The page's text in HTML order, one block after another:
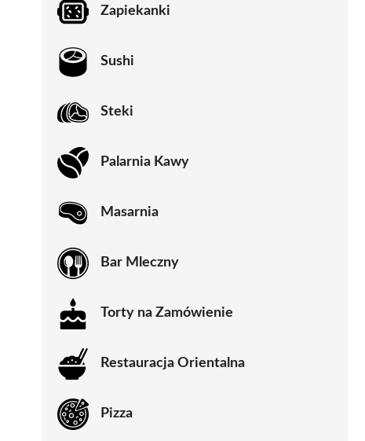
Zapiekanki
Sushi
Steki
Palarnia Kawy
Masarnia
Bar Mleczny
Torty na Zamówienie
Restauracja Orientalna
Pizza